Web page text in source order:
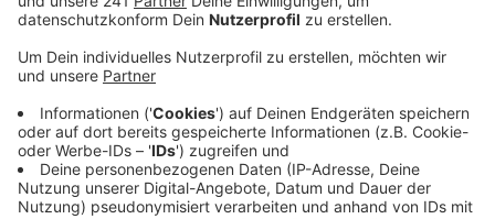
Anzeige
Da haben vier Suchhunde des Zolls den richtigen
Riecher gehabt: Am Flughafen Köln/Bonn haben Scully,
Finch, Paula und Abby die Ermittler zu zwei großen
Drogenlieferungen geführt - einmal Ende Januar,